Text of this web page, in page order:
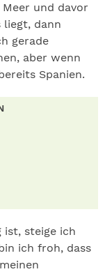
und davor
liegt, dann
gerade
aber wenn
Spanien.
ist, steige ich
ich froh, dass